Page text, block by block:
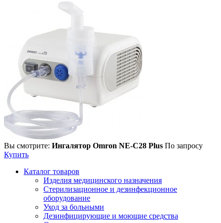
Вы смотрите: Ингалятор Omron NE-C28 Plus По запросу
Купить
Каталог товаров
Изделия медицинского назначения
Стерилизационное и дезинфекционное
оборудование
Уход за больными
Дезинфицирующие и моющие средства